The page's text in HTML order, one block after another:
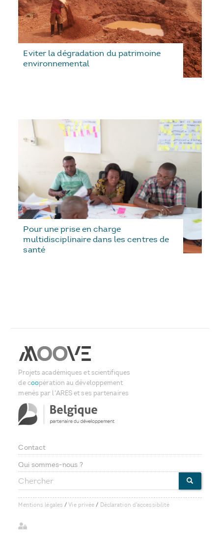
Eviter la dégradation du patrimoine
environnemental
Pour une prise en charge
multidisciplinaire dans les centres de
santé
Projets académiques et scientifiques
de coopération au développement
menés par l'ARES et ses partenaires
Footer
menu
Contact
Qui sommes-nous ?
Chercher
Mentions légales /Vie privée / Déclaration d'accessibilité
User